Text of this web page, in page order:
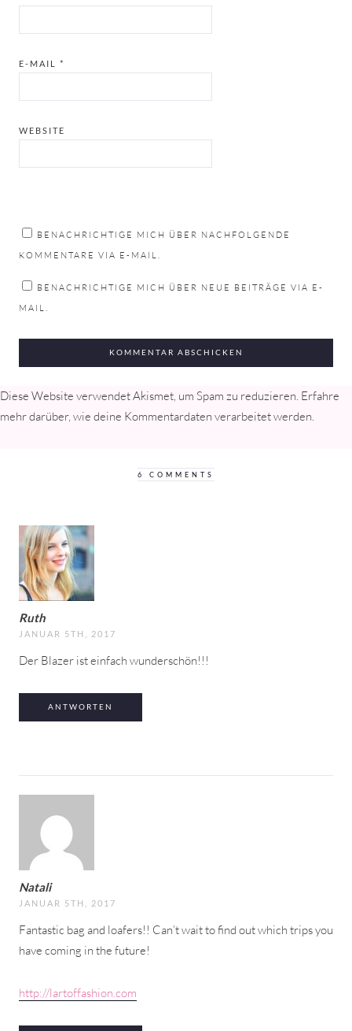
E-MAIL *
WEBSITE
BENACHRICHTIGE MICH ÜBER NACHFOLGENDE
KOMMENTARE VIA E-MAIL.
BENACHRICHTIGE MICH ÜBER NEUE BEITRÄGE VIA E-
MAIL.
Diese Website verwendet Akismet, um Spam zu reduzieren. Erfahre
mehr darüber, wie deine Kommentardaten verarbeitet werden
6 COMMENTS
Ruth
JANUAR 5TH, 2017
Der Blazer ist einfach wunderschön!!!
ANTWORTEN
Natali
JANUAR 5TH, 2017
Fantastic bag and loafers!! Can’t wait to find out which trips you
have coming in the future!
http://lartoffashion.com